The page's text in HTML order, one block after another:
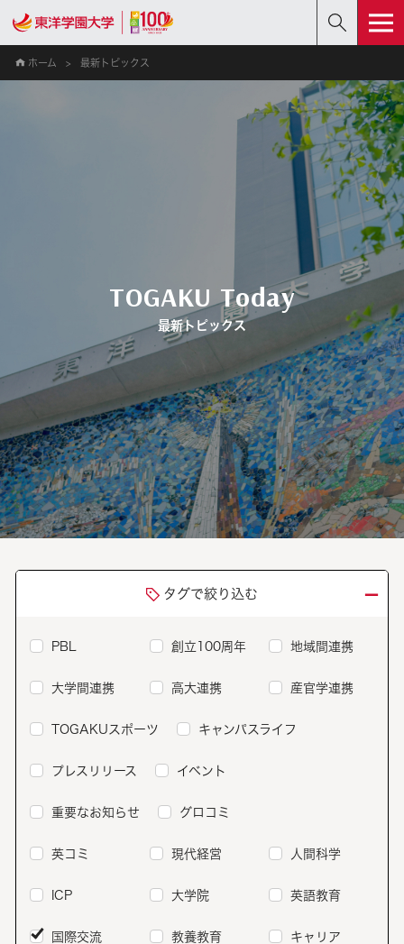
ホーム 最新トピックス
TOGAKU Today
最新トピックス
タグで絞り込む －
PBL 創立100周年 地域間連携
大学間連携 高大連携 産官学連携
TOGAKUスポーツ キャンパスライフ
プレスリリース イベント
重要なお知らせ グロコミ
英コミ 現代経営 人間科学
ICP 大学院 英語教育
国際交流 教養教育 キャリア